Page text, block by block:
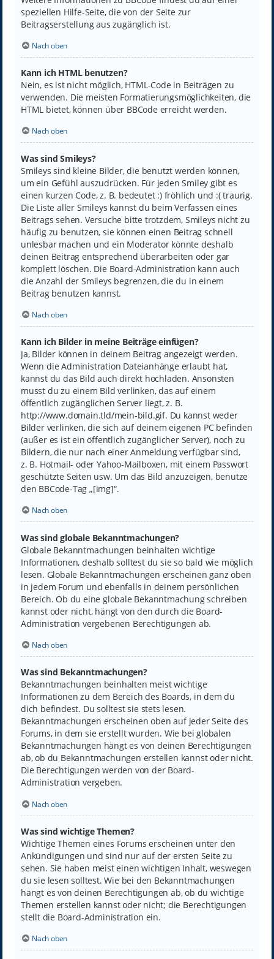
speziellen Hilfe-Seite, die von der Seite zur
Beitragserstellung aus zugänglich ist.
Nach oben
Kann ich HTML benutzen?
Nein, es ist nicht möglich, HTML-Code in Beiträgen zu
verwenden. Die meisten Formatierungsmöglichkeiten, die
HTML bietet, können über BBCode erreicht werden.
Nach oben
Was sind Smileys?
Smileys sind kleine Bilder, die benutzt werden können,
um ein Gefühl auszudrücken. Für jeden Smiley gibt es
einen kurzen Code, z. B. bedeutet :) fröhlich und :( traurig.
Die Liste aller Smileys kannst du beim Verfassen eines
Beitrags sehen. Versuche bitte trotzdem, Smileys nicht zu
häufig zu benutzen, sie können einen Beitrag schnell
unlesbar machen und ein Moderator könnte deshalb
deinen Beitrag entsprechend überarbeiten oder gar
komplett löschen. Die Board-Administration kann auch
die Anzahl der Smileys begrenzen, die du in einem
Beitrag benutzen kannst.
Nach oben
Kann ich Bilder in meine Beiträge einfügen?
Ja, Bilder können in deinem Beitrag angezeigt werden.
Wenn die Administration Dateianhänge erlaubt hat,
kannst du das Bild auch direkt hochladen. Ansonsten
musst du zu einem Bild verlinken, das auf einem
öffentlich zugänglichen Server liegt, z. B.
http://www.domain.tld/mein-bild.gif. Du kannst weder
Bilder verlinken, die sich auf deinem eigenen PC befinden
(außer es ist ein öffentlich zugänglicher Server), noch zu
Bildern, die nur nach einer Anmeldung verfügbar sind,
z. B. Hotmail- oder Yahoo-Mailboxen, mit einem Passwort
geschützte Seiten usw. Um das Bild anzuzeigen, benutze
den BBCode-Tag „[img]“.
Nach oben
Was sind globale Bekanntmachungen?
Globale Bekanntmachungen beinhalten wichtige
Informationen, deshalb solltest du sie so bald wie möglich
lesen. Globale Bekanntmachungen erscheinen ganz oben
in jedem Forum und ebenfalls in deinem persönlichen
Bereich. Ob du eine globale Bekanntmachung schreiben
kannst oder nicht, hängt von den durch die Board-
Administration vergebenen Berechtigungen ab.
Nach oben
Was sind Bekanntmachungen?
Bekanntmachungen beinhalten meist wichtige
Informationen zu dem Bereich des Boards, in dem du
dich befindest. Du solltest sie stets lesen.
Bekanntmachungen erscheinen oben auf jeder Seite des
Forums, in dem sie erstellt wurden. Wie bei globalen
Bekanntmachungen hängt es von deinen Berechtigungen
ab, ob du Bekanntmachungen erstellen kannst oder nicht.
Die Berechtigungen werden von der Board-
Administration vergeben.
Nach oben
Was sind wichtige Themen?
Wichtige Themen eines Forums erscheinen unter den
Ankündigungen und sind nur auf der ersten Seite zu
sehen. Sie haben meist einen wichtigen Inhalt, weswegen
du sie lesen solltest. Wie bei den Bekanntmachungen
hängt es von deinen Berechtigungen ab, ob du wichtige
Themen erstellen kannst oder nicht; die Berechtigungen
stellt die Board-Administration ein.
Nach oben